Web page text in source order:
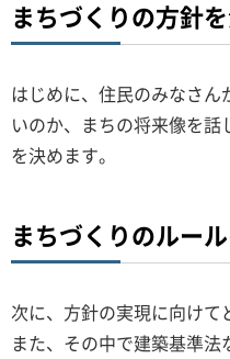
まちづくりの方針
はじめに、住民のみなさ
いのか、まちの将来像を
を決めます。
まちづくりのルー
次に、方針の実現に向けて
また、その中で建築基準